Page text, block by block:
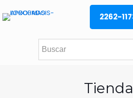
2262-
Tienda